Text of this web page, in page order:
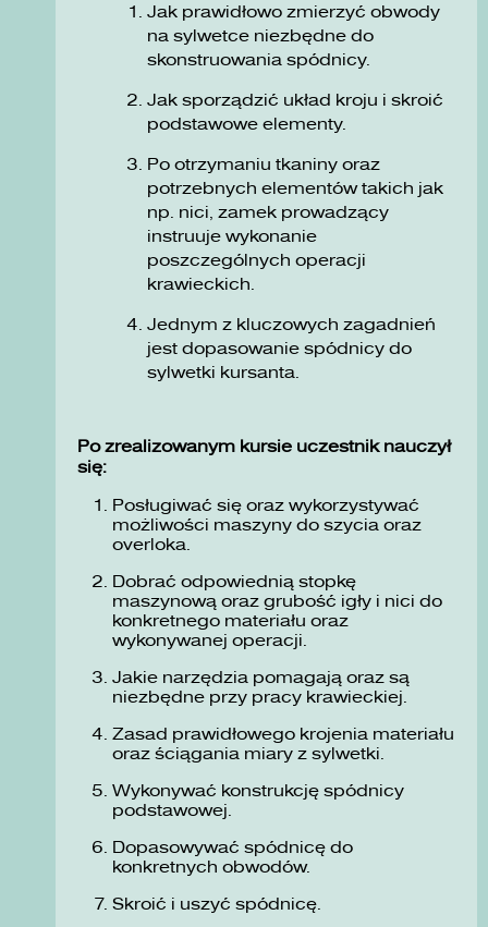
Jak prawidłowo zmierzyć obwody
na sylwetce niezbędne do
skonstruowania spódnicy.
Jak sporządzić układ kroju i skroić
podstawowe elementy.
Po otrzymaniu tkaniny oraz
potrzebnych elementów takich jak
np. nici, zamek prowadzący
instruuje wykonanie
poszczególnych operacji
krawieckich.
Jednym z kluczowych zagadnień
jest dopasowanie spódnicy do
sylwetki kursanta.
Po zrealizowanym kursie uczestnik nauczył
się:
Posługiwać się oraz wykorzystywać
możliwości maszyny do szycia oraz
overloka.
Dobrać odpowiednią stopkę
maszynową oraz grubość igły i nici do
konkretnego materiału oraz
wykonywanej operacji.
Jakie narzędzia pomagają oraz są
niezbędne przy pracy krawieckiej.
Zasad prawidłowego krojenia materiału
oraz ściągania miary z sylwetki.
Wykonywać konstrukcję spódnicy
podstawowej.
Dopasowywać spódnicę do
konkretnych obwodów.
Skroić i uszyć spódnicę.